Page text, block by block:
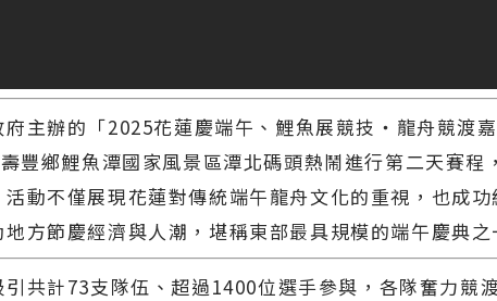
府主辦的「2025花蓮慶端午、鯉魚展競技‧龍舟競渡
豐鄉鯉魚潭國家風景區潭北碼頭熱鬧進行第二天賽程
活動不僅展現花蓮對傳統端午龍舟文化的重視，也成
方節慶經濟與人潮，堪稱東部最具規模的端午慶典
引共計73支隊伍、超過1400位選手參與，各隊奮力競